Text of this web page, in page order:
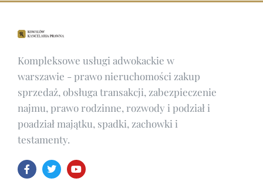
Kompleksowe usługi adwokackie w
warszawie - prawo nieruchomości zakup
sprzedaż, obsługa transakcji, zabezpieczenie
najmu, prawo rodzinne, rozwody i podział i
poadział majątku, spadki, zachowki i
testamenty.